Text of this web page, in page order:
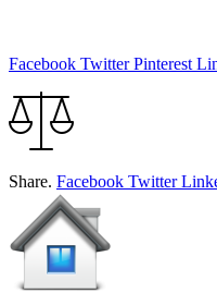
Facebook Twitter Pinterest
Share. Facebook Twitter